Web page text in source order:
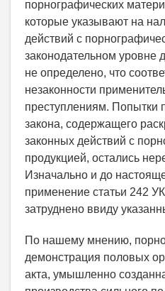
порнографических
которые указывают на
действий с
законодательном уровне
не определено, что
незаконности
преступлениям. Попытки
закона, содержащего
законных действий с
продукцией, остались
Изначально и до
применение статьи 242
затруднено ввиду
По нашему мнению,
демонстрация половых
акта, умышленно